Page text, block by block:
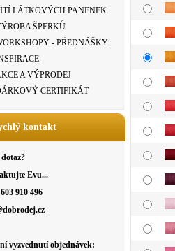
LÁTKOVÝCH PANENEK
ŠPERKŮ
- PŘEDNÁŠKY
A VÝPRODEJ
CERTIFIKÁT
kontakt
Evu...
910 496
vyzvednutí objednávek: